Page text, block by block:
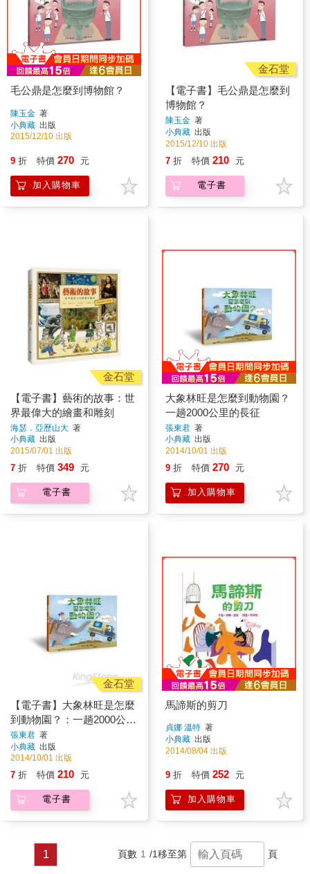
毛公鼎是怎麼到博物館？
陳玉金 著
小典藏 出版
2015/12/10 出版
9 折 特價 270 元
加入購物車
金石堂
【電子書】毛公鼎是怎麼到
博物館？
陳玉金 著
小典藏 出版
2015/12/10 出版
7 折 特價 210 元
電子書
金石堂
【電子書】藝術的故事：世
界最偉大的繪畫和雕刻
海瑟．亞歷山大 著
小典藏 出版
2015/07/01 出版
7 折 特價 349 元
電子書
大象林旺是怎麼到動物園？
一趟2000公里的長征
張東君 著
小典藏 出版
2014/10/01 出版
9 折 特價 270 元
加入購物車
金石堂
【電子書】大象林旺是怎麼
到動物園？：一趟2000公里
的長征
張東君 著
小典藏 出版
2014/10/01 出版
7 折 特價 210 元
電子書
馬諦斯的剪刀
貞娜 溫特 著
小典藏 出版
2014/08/04 出版
9 折 特價 252 元
加入購物車
1 頁數 1 /1移至第 頁